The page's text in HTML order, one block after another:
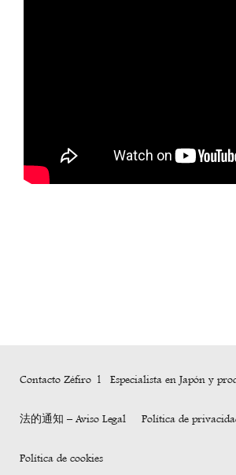
Contacto Zéfiro l Especialista en Japón y
法的通知 – Aviso Legal Política de
Política de cookies